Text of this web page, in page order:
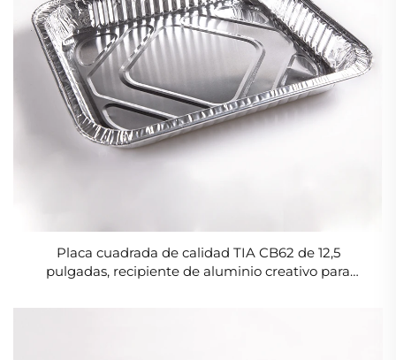
Placa cuadrada de calidad TIA CB62 de 12,5
pulgadas, recipiente de aluminio creativo para